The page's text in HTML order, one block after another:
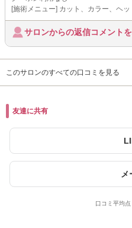
[施術メニュー] カット、カラー、ヘ
サロンからの返信コメント
このサロンのすべての口コミを見る
友達に共有
メ
口コミ平均点